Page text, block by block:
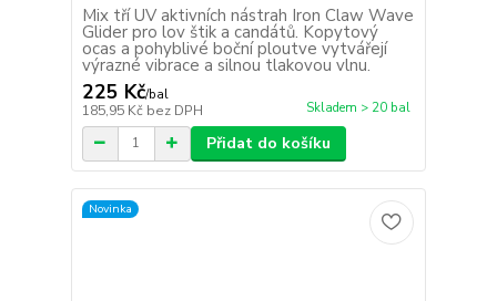
Mix tří UV aktivních nástrah Iron Claw Wave
Glider pro lov štik a candátů. Kopytový
ocas a pohyblivé boční ploutve vytvářejí
výrazné vibrace a silnou tlakovou vlnu.
225 Kč/bal
185,95 Kč bez DPH Skladem > 20 bal
Přidat do košíku
Novinka